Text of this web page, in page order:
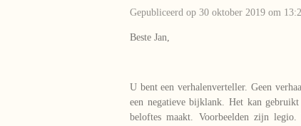
Gepubliceerd op 30 oktober 2019 om
Beste Jan,
U bent een verhalenverteller. Geen
een negatieve bijklank. Het kan
beloftes maakt. Voorbeelden zijn